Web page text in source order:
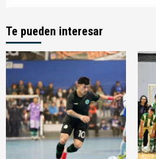
Te pueden interesar